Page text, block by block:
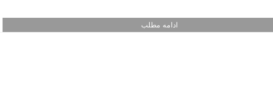
ادامه مطلب